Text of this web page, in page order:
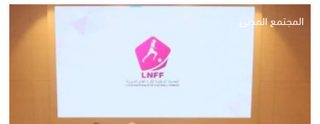
المجتمع المدني